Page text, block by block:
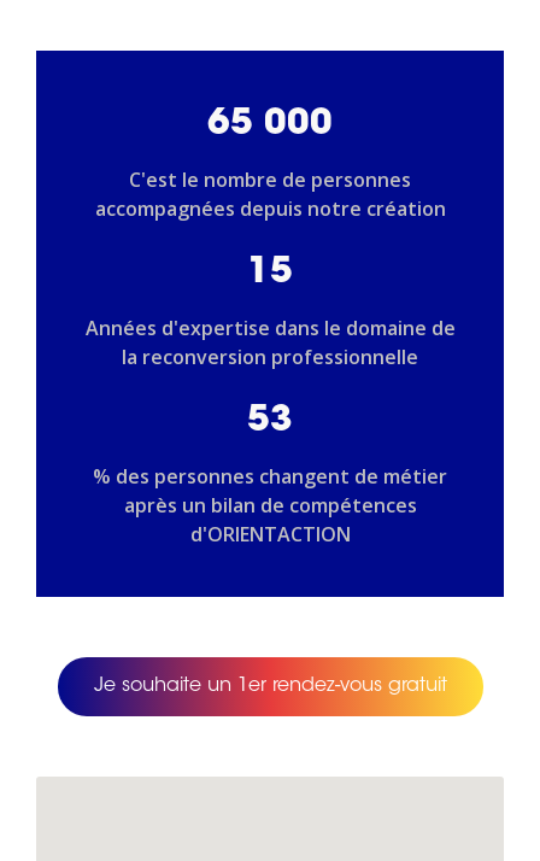
65 000
C'est le nombre de personnes
accompagnées depuis notre création
15
Années d'expertise dans le domaine de
la reconversion professionnelle
53
% des personnes changent de métier
après un bilan de compétences
d'ORIENTACTION
Je souhaite un 1er rendez-vous gratuit